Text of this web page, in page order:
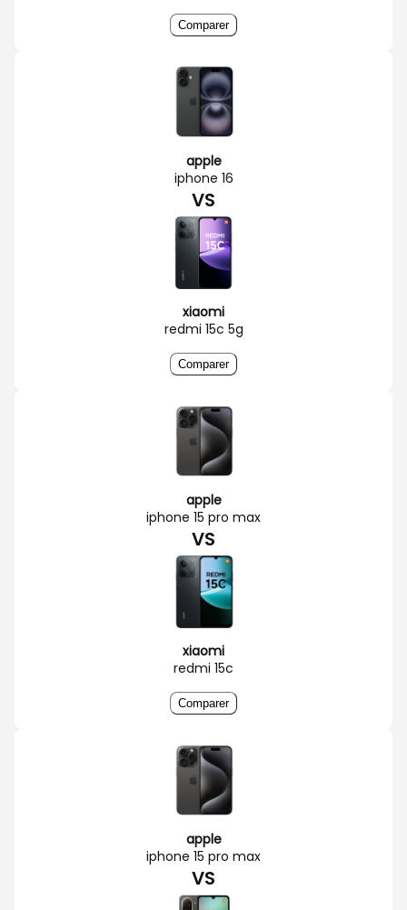
Comparer
apple
iphone 16
VS
xiaomi
redmi 15c 5g
Comparer
apple
iphone 15 pro max
VS
xiaomi
redmi 15c
Comparer
apple
iphone 15 pro max
VS